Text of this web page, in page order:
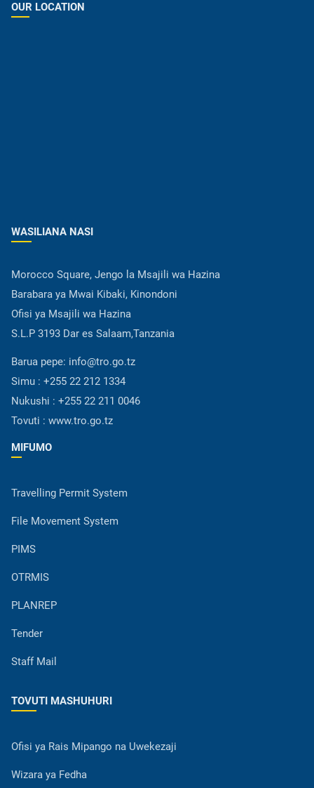
OUR LOCATION
WASILIANA NASI
Morocco Square, Jengo la Msajili wa Hazina
Barabara ya Mwai Kibaki, Kinondoni
Ofisi ya Msajili wa Hazina
S.L.P 3193 Dar es Salaam,Tanzania
Barua pepe: info@tro.go.tz
Simu : +255 22 212 1334
Nukushi : +255 22 211 0046
Tovuti : www.tro.go.tz
MIFUMO
Travelling Permit System
File Movement System
PIMS
OTRMIS
PLANREP
Tender
Staff Mail
TOVUTI MASHUHURI
Ofisi ya Rais Mipango na Uwekezaji
Wizara ya Fedha